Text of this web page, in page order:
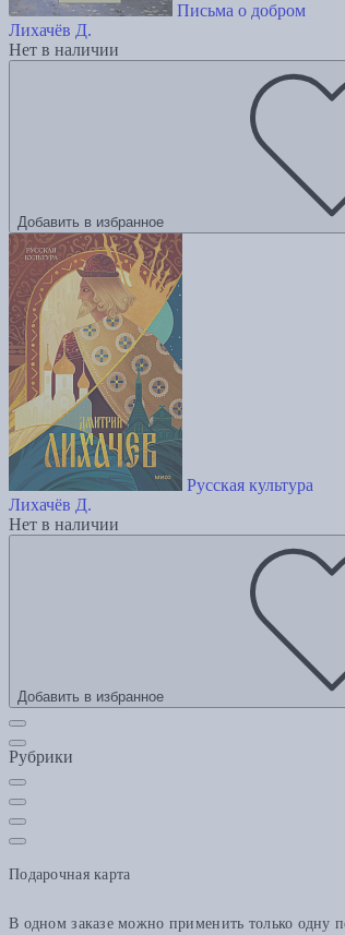
Письма о добром
Лихачёв Д.
Нет в наличии
Добавить в избранное
Русская культура
Лихачёв Д.
Нет в наличии
Добавить в избранное
Рубрики
Подарочная карта
В одном заказе можно применить только одну